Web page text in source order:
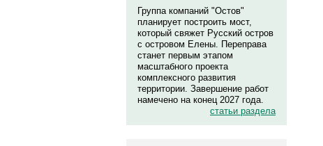
Группа компаний "Остов"
планирует построить мост,
который свяжет Русский остров
с островом Елены. Переправа
станет первым этапом
масштабного проекта
комплексного развития
территории. Завершение работ
намечено на конец 2027 года.
статьи раздела